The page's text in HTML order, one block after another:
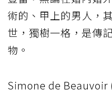
術的、甲上的男人，
世，獨樹一格，是傳
物。
Simone de Beauvoir